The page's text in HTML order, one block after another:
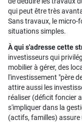
qui peut être très
Sans travaux, le micro-
situations simples.
À qui s'adresse cette
investisseurs qui
mobilier à gérer, des
l'investissement "père
attire aussi les
réaliser (déficit foncier
s'impliquer dans la
(actifs, familles)